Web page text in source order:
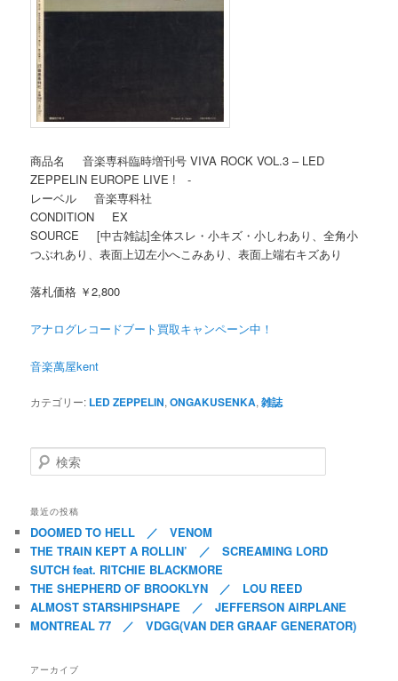
商品名 音楽専科臨時増刊号 VIVA ROCK VOL.3 – LED
ZEPPELIN EUROPE LIVE ! -
レーベル 音楽専科社
CONDITION EX
SOURCE [中古雑誌]全体スレ・小キズ・小しわあり、全角小
つぶれあり、表面上辺左小へこみあり、表面上端右キズあり
落札価格 ￥2,800
アナログレコードブート買取キャンペーン中！
音楽萬屋kent
カテゴリー: LED ZEPPELIN,ONGAKUSENKA,雑誌
検索
最近の投稿
DOOMED TO HELL ／ VENOM
THE TRAIN KEPT A ROLLIN’ ／ SCREAMING LORD
SUTCH feat. RITCHIE BLACKMORE
THE SHEPHERD OF BROOKLYN ／ LOU REED
ALMOST STARSHIPSHAPE ／ JEFFERSON AIRPLANE
MONTREAL 77 ／ VDGG(VAN DER GRAAF GENERATOR)
アーカイブ